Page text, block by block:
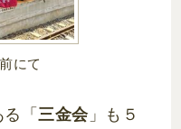
にて
る「三金会」も５